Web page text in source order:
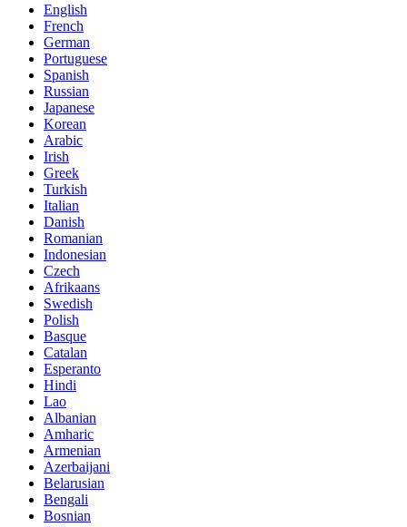
English
French
German
Portuguese
Spanish
Russian
Japanese
Korean
Arabic
Irish
Greek
Turkish
Italian
Danish
Romanian
Indonesian
Czech
Afrikaans
Swedish
Polish
Basque
Catalan
Esperanto
Hindi
Lao
Albanian
Amharic
Armenian
Azerbaijani
Belarusian
Bengali
Bosnian